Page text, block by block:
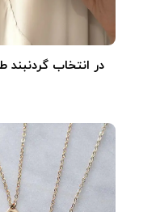
در انتخاب گردنبند